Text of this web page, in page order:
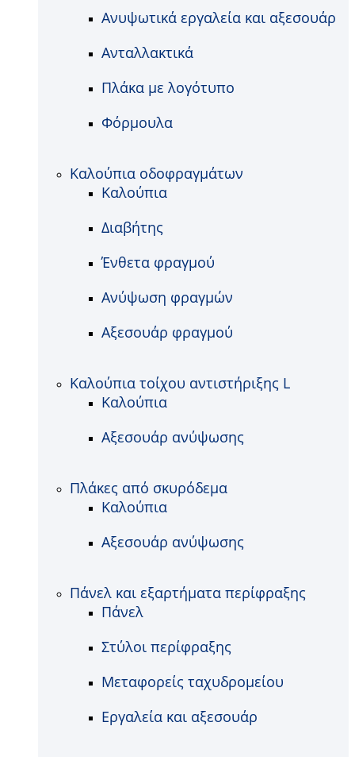
Ανυψωτικά εργαλεία και αξεσουάρ
Ανταλλακτικά
Πλάκα με λογότυπο
Φόρμουλα
Καλούπια οδοφραγμάτων
Καλούπια
Διαβήτης
Ένθετα φραγμού
Ανύψωση φραγμών
Αξεσουάρ φραγμού
Καλούπια τοίχου αντιστήριξης L
Καλούπια
Αξεσουάρ ανύψωσης
Πλάκες από σκυρόδεμα
Καλούπια
Αξεσουάρ ανύψωσης
Πάνελ και εξαρτήματα περίφραξης
Πάνελ
Στύλοι περίφραξης
Μεταφορείς ταχυδρομείου
Εργαλεία και αξεσουάρ